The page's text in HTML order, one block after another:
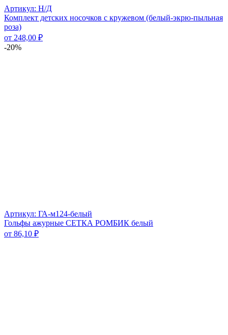
Артикул: Н/Д
Комплект детских носочков с кружевом (белый-экрю-пыльная
роза)
от 248,00 ₽
-20%
Артикул: ГА-м124-белый
Гольфы ажурные СЕТКА РОМБИК белый
от 86,10 ₽